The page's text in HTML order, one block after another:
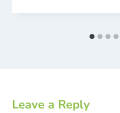
Leave a Reply